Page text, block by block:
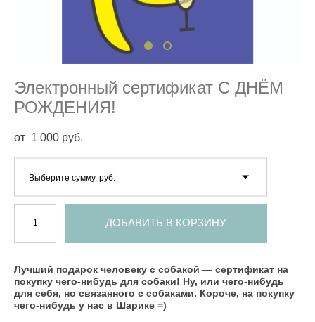
Электронный сертификат С ДНЁМ
РОЖДЕНИЯ!
от 1 000 pуб.
Выберите сумму, руб.
ДОБАВИТЬ В КОРЗИНУ
Лучший подарок человеку с собакой — сертификат на
покупку чего-нибудь для собаки! Ну, или чего-нибудь
для себя, но связанного с собаками. Короче, на покупку
чего-нибудь у нас в Шарике =)